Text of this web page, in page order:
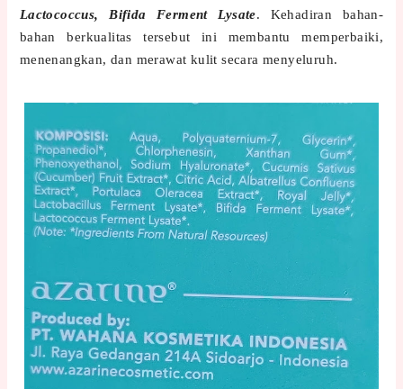
Lactococcus, Bifida Ferment Lysate. Kehadiran bahan-
bahan berkualitas tersebut ini membantu memperbaiki,
menenangkan, dan merawat kulit secara menyeluruh.